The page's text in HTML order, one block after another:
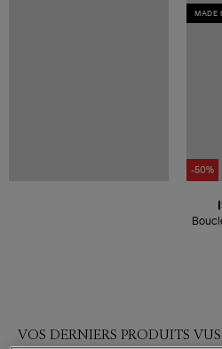
MADE
-50%
VOS DERNIERS PRODUITS VUS